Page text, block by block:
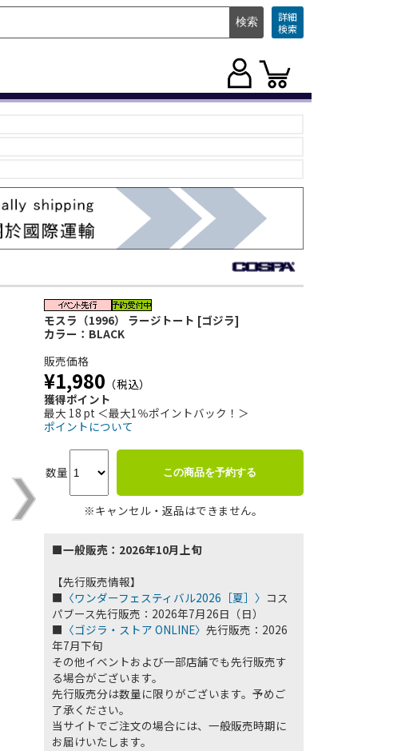
詳細
検索
モスラ（1996） ラージトート [ゴジラ]
カラー：BLACK
販売価格
¥1,980 （税込）
獲得ポイント
最大 18 pt ＜最大1％ポイントバック！＞
ポイントについて
数量 この商品を予約する
※キャンセル・返品はできません。
■一般販売：2026年10月上旬
【先行販売情報】
■ 〈ワンダーフェスティバル2026［夏］〉 コス
パブース先行販売：2026年7月26日（日）
■ 〈ゴジラ・ストア ONLINE〉 先行販売：2026
年7月下旬
その他イベントおよび一部店舗でも先行販売す
る場合がございます。
先行販売分は数量に限りがございます。予めご
了承ください。
当サイトでご注文の場合には、一般販売時期に
お届けいたします。